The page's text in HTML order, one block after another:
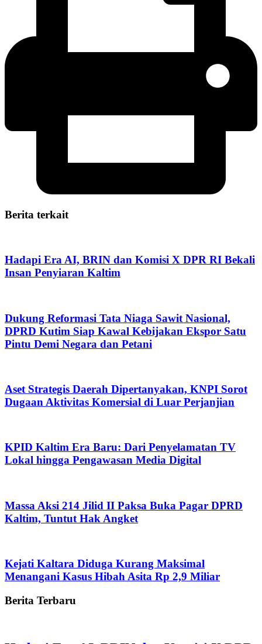
Berita terkait
Hadapi Era AI, BRIN dan Komisi X DPR RI Bekali
Insan Penyiaran Kaltim
Dukung Reformasi Tata Niaga Sawit Nasional,
DPRD Kutim Siap Kawal Kebijakan Ekspor Satu
Pintu Demi Negara dan Petani
Aset Strategis Daerah Dipertanyakan, KNPI Sorot
Dugaan Aktivitas Komersial di Luar Perjanjian
KPID Kaltim Era Baru: Dari Penyelamatan TV
Lokal hingga Pengawasan Media Digital
Massa Aksi 214 Jilid II Paksa Buka Pagar DPRD
Kaltim, Tuntut Hak Angket
Kejati Kaltara Diduga Kurang Maksimal
Menangani Kasus Hibah Asita Rp 2,9 Miliar
Berita Terbaru